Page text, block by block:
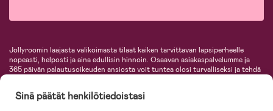
Jollyroomin laajasta valikoimasta tilaat kaiken tarvittavan lapsiperheelle
nopeasti, helposti ja aina edullisin hinnoin. Osaavan asiakaspalvelumme ja
365 päivän palautusoikeuden ansiosta voit tuntea olosi turvalliseksi ja tehdä
lastentarvikkeita sekä paljon muuta. Meiltä löydät lukuisia tunnettuja
Sinä päätät henkilötiedoistasi